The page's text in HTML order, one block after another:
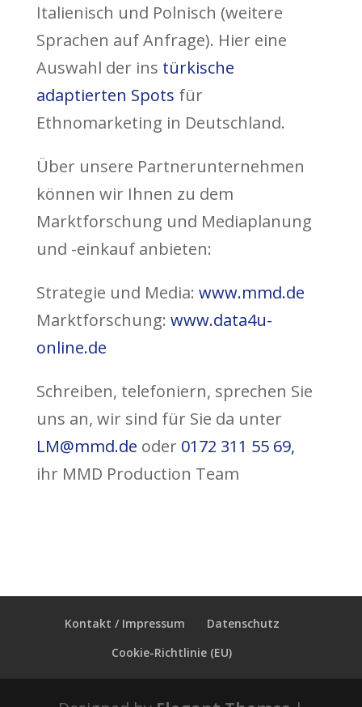
Italienisch und Polnisch (weitere
Sprachen auf Anfrage). Hier eine
Auswahl der ins türkische
adaptierten Spots für
Ethnomarketing in Deutschland.
Über unsere Partnerunternehmen
können wir Ihnen zu dem
Marktforschung und Mediaplanung
und -einkauf anbieten:
Strategie und Media: www.mmd.de
Marktforschung: www.data4u-
online.de
Schreiben, telefoniern, sprechen Sie
uns an, wir sind für Sie da unter
LM@mmd.de oder 0172 311 55 69,
ihr MMD Production Team
Kontakt / Impressum
Datenschutz
Cookie-Richtlinie (EU)